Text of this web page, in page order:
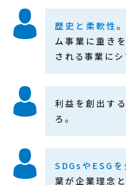
歴史と柔軟性
ム事業に重き
される事業にシ
利益を創出する
ろ。
SDGsやESGを
葉が企業理念